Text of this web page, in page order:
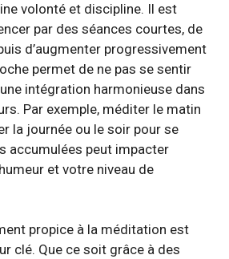
volonté et discipline. Il est
par des séances courtes, de
d’augmenter progressivement
permet de ne pas se sentir
intégration harmonieuse dans
Par exemple, méditer le matin
la journée ou le soir pour se
accumulées peut impacter
et votre niveau de
propice à la méditation est
clé. Que ce soit grâce à des